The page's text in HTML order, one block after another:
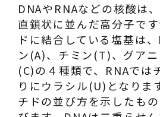
DNAやRNAなどの核酸は
直鎖状に並んだ高分子で
ドに結合している塩基は
ン(A)、チミン(T)、グア
(C)の４種類で、RNAでは
りにウラシル(U)となりま
チドの並び方を示したも